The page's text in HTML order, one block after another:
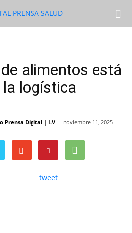
alimentos está
logística
Prensa Digital | I.V - noviembre 11, 2025
tweet